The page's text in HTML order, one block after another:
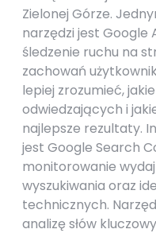
Zielonej Górze.
narzędzi jest Google
śledzenie ruchu na
zachowań
lepiej zrozumieć,
odwiedzających i
najlepsze rezultaty.
jest Google Search
monitorowanie
wyszukiwania oraz
technicznych.
analizę słów